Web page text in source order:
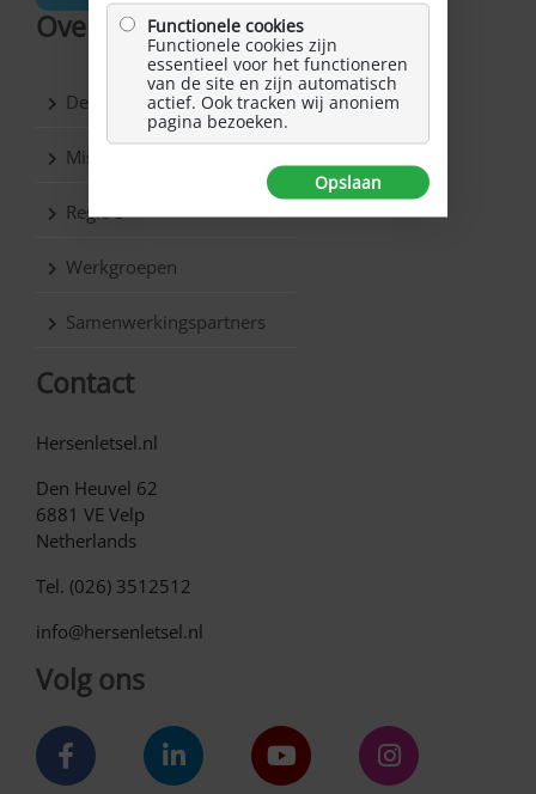
Over Hersenletsel.nl
De vereniging
Missie & Visie
Regio’s
Werkgroepen
Samenwerkingspartners
Contact
Hersenletsel.nl
Den Heuvel 62
6881 VE Velp
Netherlands
Tel. (026) 3512512
info@hersenletsel.nl
Volg ons
Functionele cookies
Functionele cookies zijn
essentieel voor het functioneren
van de site en zijn automatisch
actief. Ook tracken wij anoniem
pagina bezoeken.
Opslaan